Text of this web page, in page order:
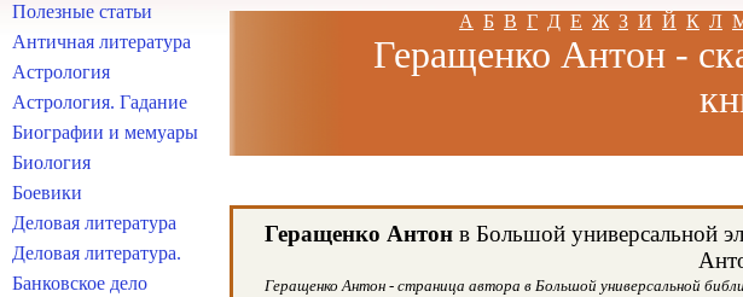
А Б В Г Д Е Ж З И Й К Л
Геращенко Антон -
Геращенко Антонв Большой универсальной
Геращенко Антон - страница автора в Большой универсальной
Полезные статьи
Античная литература
Астрология
Астрология. Гадание
Биографии и мемуары
Биология
Боевики
Деловая литература
Деловая литература.
Банковское дело